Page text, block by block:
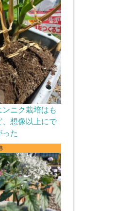
ンニク栽培はも
想像以上にで
た